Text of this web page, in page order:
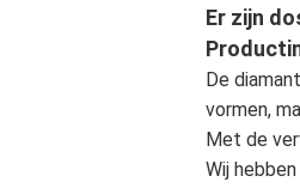
Er zijn
De
vormen,
Met de
Wij